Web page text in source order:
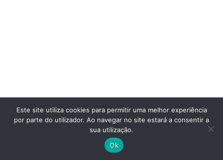
Este site utiliza cookies para permitir uma melhor experiência
por parte do utilizador. Ao navegar no site estará a consentir a
sua utilização.
Ok